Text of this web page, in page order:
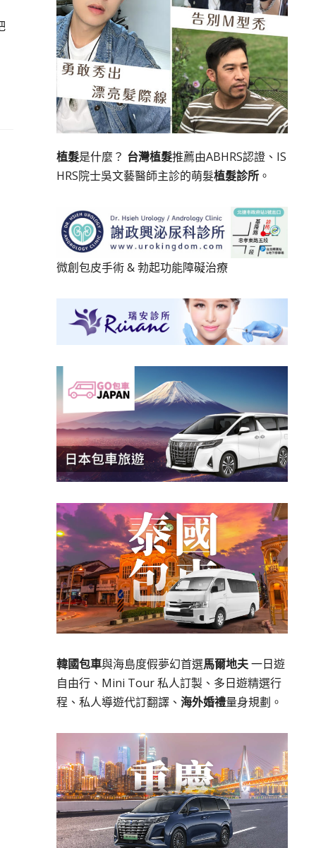
植髮是什麼？ 台灣植髮推薦由ABHRS認證、IS
HRS院士吳文藝醫師主診的萌髮植髮診所。
微創包皮手術&勃起功能障礙治療
韓國包車與海島度假夢幻首選馬爾地夫一日遊
自由行、Mini Tour 私人訂製、多日遊精選行
程、私人導遊代訂翻譯、 海外婚禮量身規劃。